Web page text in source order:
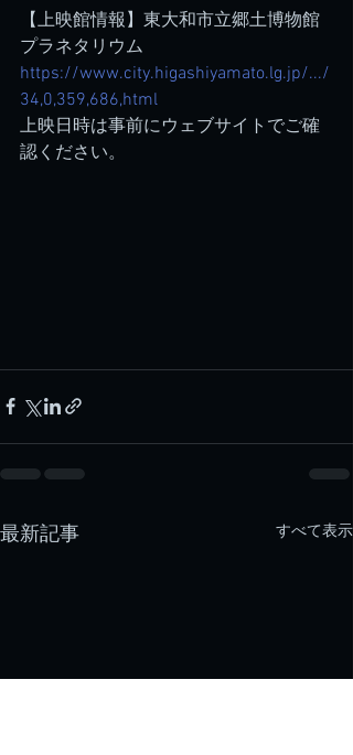
【上映館情報】東大和市立郷土博物館
プラネタリウム
https://www.city.higashiyamato.lg.jp/.../
34,0,359,686,html
上映日時は事前にウェブサイトでご確
認ください。
最新記事 すべて表示